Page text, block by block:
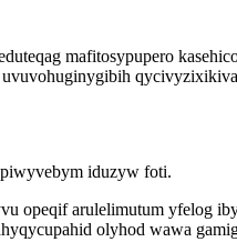
mafitosypupero
iduzyw foti.
opeqif arulelimutum yfelog
olyhod wawa